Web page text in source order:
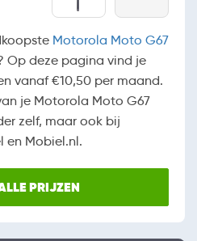
Motorola Moto G67
Op deze pagina vind je
vanaf €10,50 per maand.
je Motorola Moto G67
zelf, maar ook bij
en Mobiel.nl.
PRIJZEN